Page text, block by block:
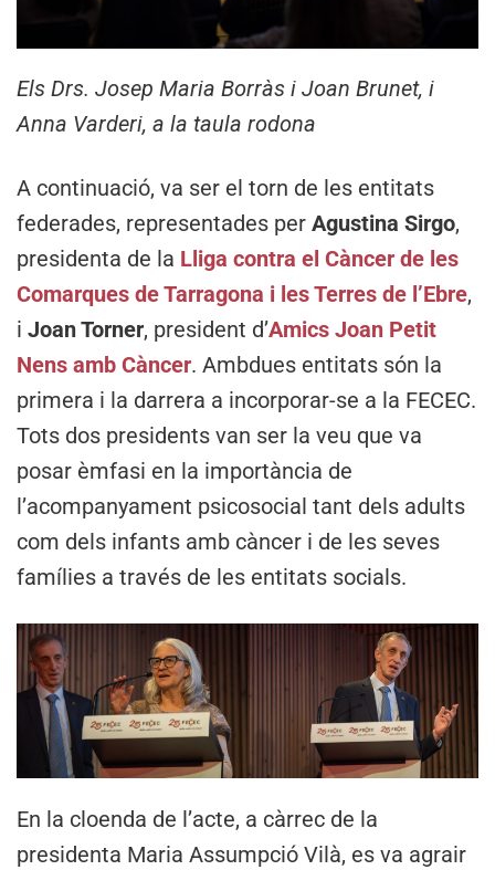
Els Drs. Josep Maria Borràs i Joan Brunet, i
Anna Varderi, a la taula rodona
A continuació, va ser el torn de les entitats
federades, representades per Agustina Sirgo,
presidenta de la Lliga contra el Càncer de les
Comarques de Tarragona i les Terres de l’Ebre,
i Joan Torner, president d’Amics Joan Petit
Nens amb Càncer. Ambdues entitats són la
primera i la darrera a incorporar-se a la FECEC.
Tots dos presidents van ser la veu que va
posar èmfasi en la importància de
l’acompanyament psicosocial tant dels adults
com dels infants amb càncer i de les seves
famílies a través de les entitats socials.
En la cloenda de l’acte, a càrrec de la
presidenta Maria Assumpció Vilà, es va agrair